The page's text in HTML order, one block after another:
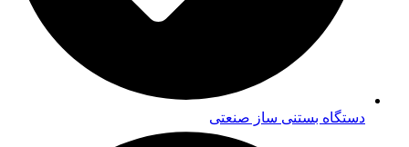
دستگاه بستنی ساز صنعتی